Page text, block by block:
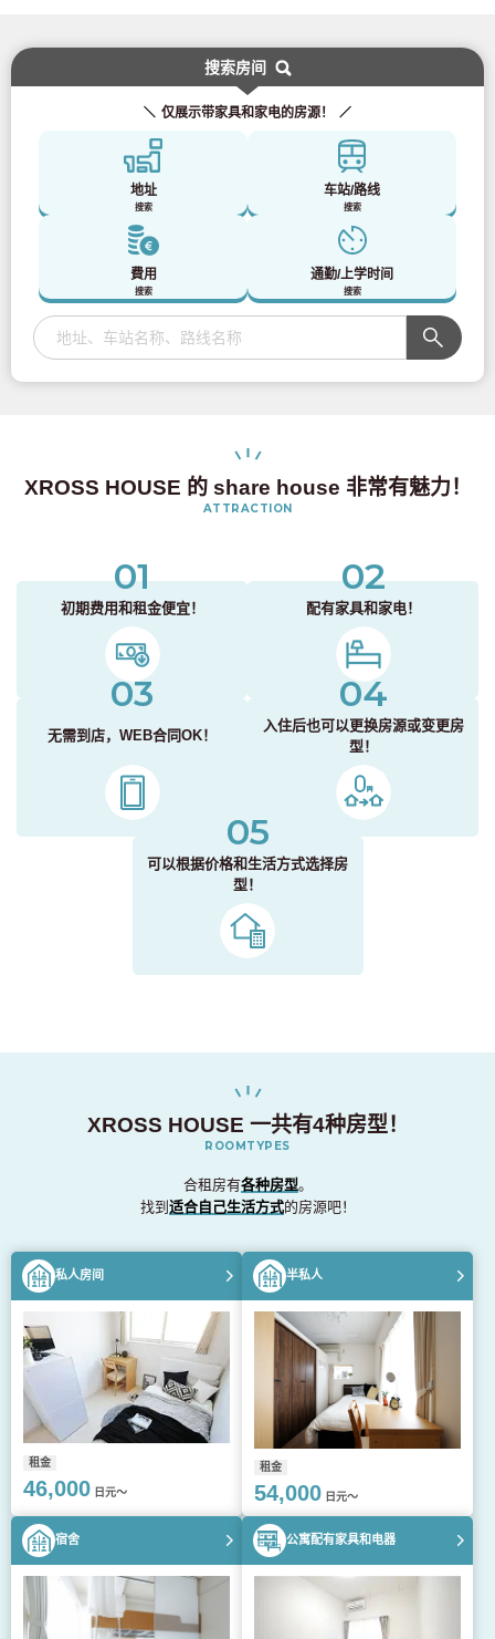
搜索房间
仅展示带家具和家电的房源！
地址
搜索
车站/路线
搜索
費用
搜索
通勤/上学时间
搜索
XROSS HOUSE 的 share house 非常有魅力！
ATTRACTION
01
初期费用和租金便宜！
02
配有家具和家电！
03
无需到店，WEB合同OK！
04
入住后也可以更换房源或变更房
型！
05
可以根据价格和生活方式选择房
型！
XROSS HOUSE 一共有4种房型！
ROOMTYPES
合租房有各种房型。
找到适合自己生活方式的房源吧！
私人房间
租金
46,000 日元～
半私人
租金
54,000 日元～
宿舍 公寓配有家具和电器